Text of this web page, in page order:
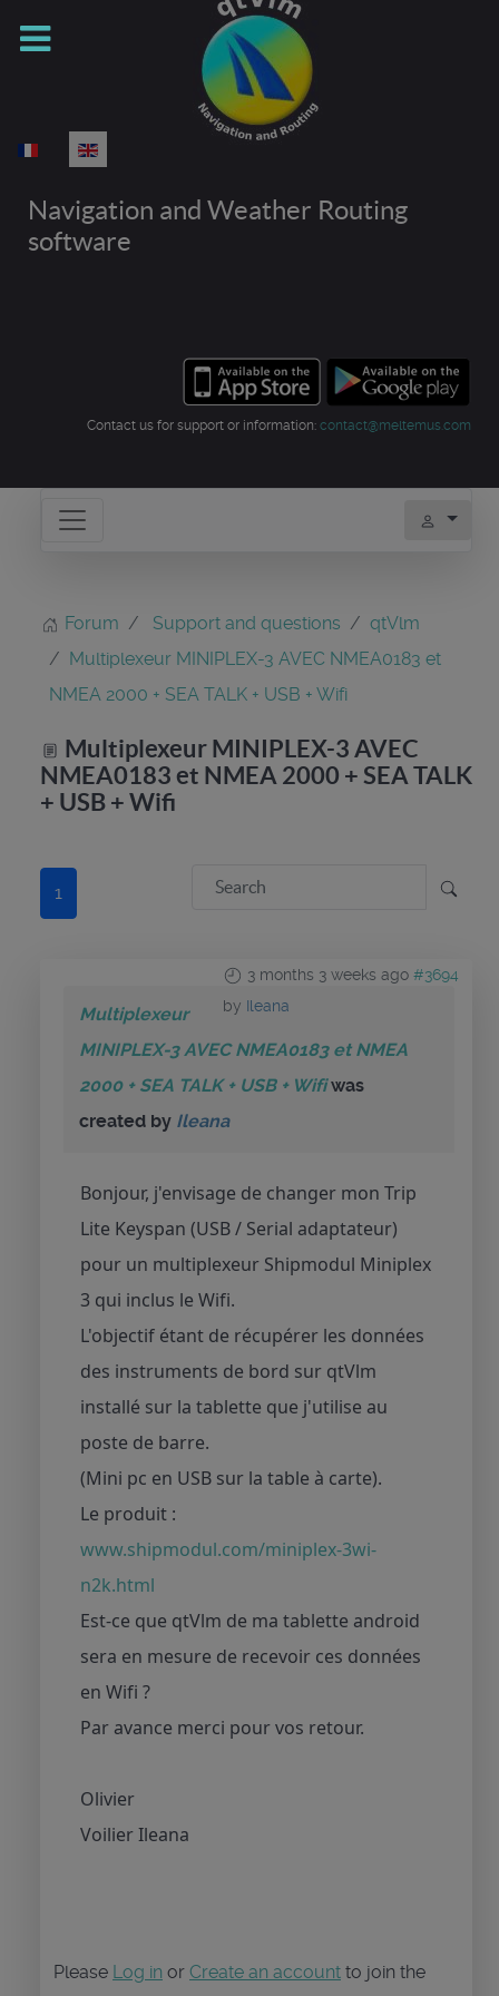
Select your language
Navigation and Weather Routing
software
Contact us for support or information: contact@meltemus.com
Forum Support and questions
qtVlm
Multiplexeur MINIPLEX-3 AVEC NMEA0183 et
NMEA 2000 + SEA TALK + USB + Wifi
Multiplexeur MINIPLEX-3 AVEC
NMEA0183 et NMEA 2000 + SEA TALK
+ USB + Wifi
1
3 months 3 weeks ago #3694
by Ileana
Multiplexeur
MINIPLEX-3 AVEC NMEA0183 et NMEA
2000 + SEA TALK + USB + Wifiwas
created by Ileana
Bonjour, j'envisage de changer mon Trip
Lite Keyspan (USB / Serial adaptateur)
pour un multiplexeur Shipmodul Miniplex
3 qui inclus le Wifi.
L'objectif étant de récupérer les données
des instruments de bord sur qtVlm
installé sur la tablette que j'utilise au
poste de barre.
(Mini pc en USB sur la table à carte).
Le produit :
www.shipmodul.com/miniplex-3wi-
n2k.html
Est-ce que qtVlm de ma tablette android
sera en mesure de recevoir ces données
en Wifi ?
Par avance merci pour vos retour.
Olivier
Voilier Ileana
Please Log in or Create an account to join the